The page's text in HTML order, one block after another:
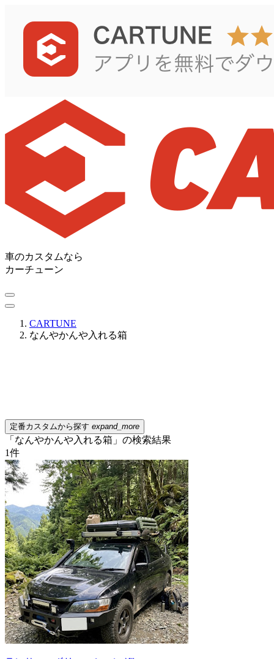
車のカスタムなら
カーチューン
CARTUNE
なんやかんや入れる箱
定番カスタムから探す expand_more
「なんやかんや入れる箱」の検索結果
1件